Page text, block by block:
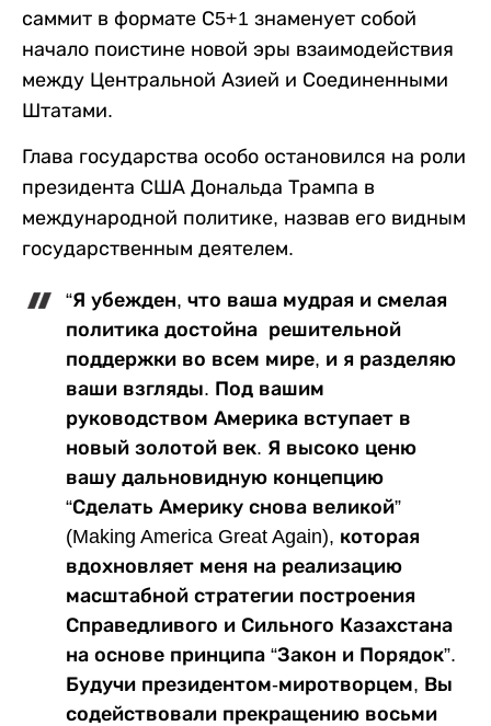
саммит в формате С5+1 знаменует собой
начало поистине новой эры взаимодействия
между Центральной Азией и Соединенными
Штатами.
Глава государства особо остановился на роли
президента США Дональда Трампа в
международной политике, назвав его видным
государственным деятелем.
“Я убежден, что ваша мудрая и смелая
политика достойна решительной
поддержки во всем мире, и я разделяю
ваши взгляды. Под вашим
руководством Америка вступает в
новый золотой век. Я высоко ценю
вашу дальновидную концепцию
“Сделать Америку снова великой”
(Making America Great Again), которая
вдохновляет меня на реализацию
масштабной стратегии построения
Справедливого и Сильного Казахстана
на основе принципа “Закон и Порядок”.
Будучи президентом-миротворцем, Вы
содействовали прекращению восьми